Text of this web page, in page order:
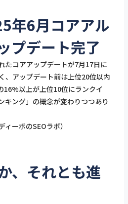
年6月コアアル
プデート完了
たコアアップデートが7月17日に
、アップデート前は上位20位以内
16%以上が上位10位にランクイ
キング」の概念が変わりつつあり
ーボのSEOラボ）
、それとも進